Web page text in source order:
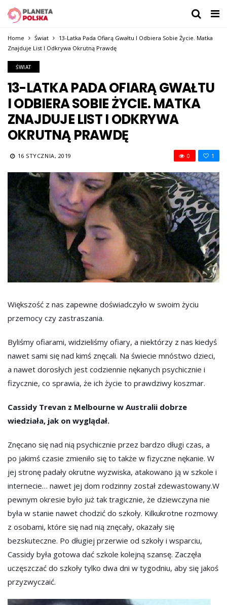
Home Świat
13-Latka Pada Ofiarą Gwałtu I Odbiera Sobie Życie. Matka
Znajduje List I Odkrywa Okrutną Prawdę
ŚWIAT
13-LATKA PADA OFIARĄ GWAŁTU
I ODBIERA SOBIE ŻYCIE. MATKA
ZNAJDUJE LIST I ODKRYWA
OKRUTNĄ PRAWDĘ
16 STYCZNIA, 2019 1
0
Większość z nas zapewne doświadczyło w swoim życiu
przemocy czy zastraszania.
Byliśmy ofiarami, widzieliśmy ofiary, a niektórzy z nas kiedyś
nawet sami się nad kimś znęcali. Na świecie mnóstwo dzieci,
a nawet dorosłych jest codziennie nękanych psychicznie i
fizycznie, co sprawia, że ich życie to prawdziwy koszmar.
Cassidy Trevan z Melbourne w Australii dobrze
wiedziała, jak on wyglądał.
Znęcano się nad nią psychicznie przez bardzo długi czas, a
po jakimś czasie zmieniło się to także w fizyczne nękanie. W
jej stronę padały okrutne wyzwiska, atakowano ją w szkole i
internecie… nawet jej dom rodzinny został zdewastowany.W
pewnym okresie było już tak tragicznie, że dziewczyna nie
była w stanie nawet chodzić do szkoły. Kilkukrotne rozmowy
z osobami, które się nad nią znęcały, okazały się
bezskuteczne. Po długiej przerwie od szkoły i wsparciu,
Cassidy była gotowa dać szkole kolejną szansę. Zaczęła
uczęszczać do szkoły tylko dwa dni w tygodniu, aby się jakoś
przyzwyczaić.